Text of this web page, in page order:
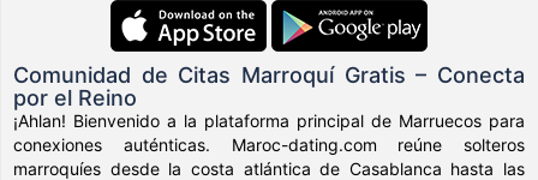
Comunidad de Citas Marroquí Gratis – Conecta
por el Reino
¡Ahlan! Bienvenido a la plataforma principal de Marruecos para
conexiones auténticas. Maroc-dating.com reúne solteros
marroquíes desde la costa atlántica de Casablanca hasta las